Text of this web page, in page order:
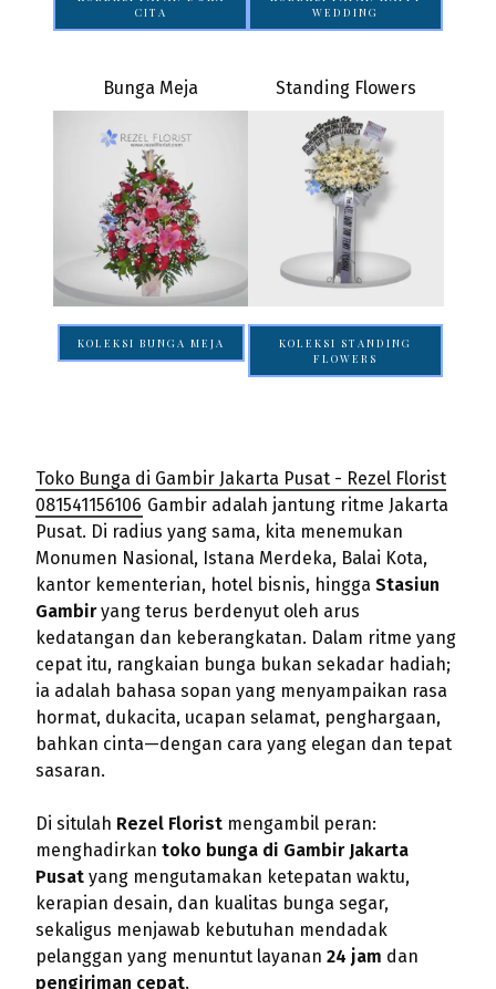
CITA
WEDDING
Bunga Meja
KOLEKSI BUNGA MEJA
Standing Flowers
KOLEKSI STANDING
FLOWERS
Toko Bunga di Gambir Jakarta Pusat - Rezel Florist
081541156106 Gambir adalah jantung ritme Jakarta
Pusat. Di radius yang sama, kita menemukan
Monumen Nasional, Istana Merdeka, Balai Kota,
kantor kementerian, hotel bisnis, hingga Stasiun
Gambiryang terus berdenyut oleh arus
kedatangan dan keberangkatan. Dalam ritme yang
cepat itu, rangkaian bunga bukan sekadar hadiah;
ia adalah bahasa sopan yang menyampaikan rasa
hormat, dukacita, ucapan selamat, penghargaan,
bahkan cinta—dengan cara yang elegan dan tepat
sasaran.
Di situlah Rezel Florist mengambil peran:
menghadirkan toko bunga di Gambir Jakarta
Pusat yang mengutamakan ketepatan waktu,
kerapian desain, dan kualitas bunga segar,
sekaligus menjawab kebutuhan mendadak
pelanggan yang menuntut layanan 24 jam dan
pengiriman cepat.